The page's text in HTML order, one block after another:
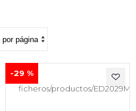
-29 %